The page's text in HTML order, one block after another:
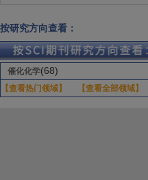
按研究方向查看：
催化化学(68)
【查看热门领域】 【查看全部领域】